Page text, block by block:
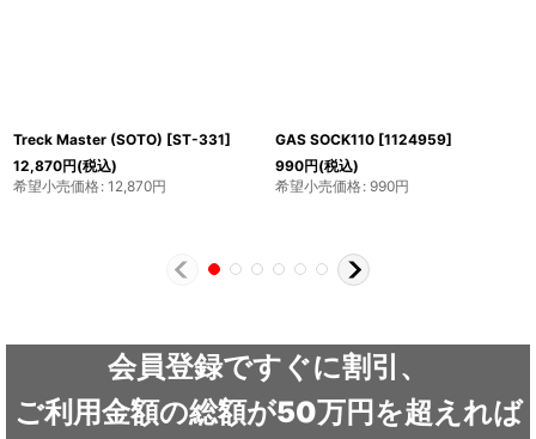
Treck Master (SOTO) [ST-331]
12,870円(税込)
希望小売価格: 12,870円
GAS SOCK110 [1124959]
990円(税込)
希望小売価格: 990円
会員登録ですぐに割引、
ご利用金額の総額が50万円を超えれば